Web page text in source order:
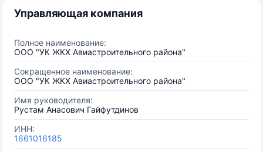
Управляющая компания
Полное наименование:
ООО "УК ЖКХ Авиастроительного района"
Сокращенное наименование:
ООО "УК ЖКХ Авиастроительного района"
Имя руководителя:
Рустам Анасович Гайфутдинов
ИНН:
1661016185